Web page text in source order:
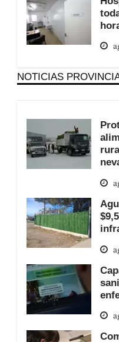
NOTICIAS